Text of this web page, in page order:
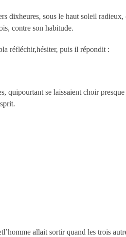
dixheures, sous le haut soleil
contre son habitude.
réfléchir,hésiter, puis il répondit :
quipourtant se laissaient choir
allait sortir quand les trois